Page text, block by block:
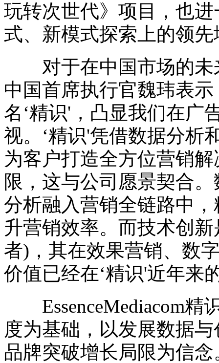
玩转次世代》项目，也
式、新模式探索上的领先
对于在中国市场的未来
中国首席执行官魏玮表示
名‘精识'，凸显我们在广
视。‘精识'凭借数据分析
为客户打造全方位营销
限，这与公司愿景契合
分析融入营销全链路中
升营销效率。而技术创新
者)，其在效果营销、数
价值已经在‘精识'近年来
EssenceMediacom精
度为基础，以发展数据
品牌突破增长局限为信